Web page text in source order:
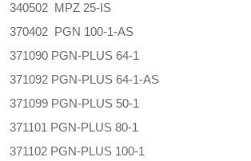
340502 MPZ 25-IS
370402 PGN 100-1-AS
371090 PGN-PLUS 64-1
371092 PGN-PLUS 64-1-AS
371099 PGN-PLUS 50-1
371101 PGN-PLUS 80-1
371102 PGN-PLUS 100-1